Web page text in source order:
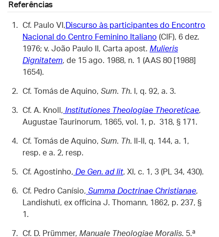
Referências
Cf. Paulo VI, Discurso às participantes do Encontro
Nacional do Centro Feminino Italiano (CIF), 6 dez.
1976; v. João Paulo II, Carta apost. Mulieris
Dignitatem, de 15 ago. 1988, n. 1 (AAS 80 [1988]
1654).
Cf. Tomás de Aquino, Sum. Th. I, q. 92, a. 3.
Cf. A. Knoll, Institutiones Theologiae Theoreticae,
Augustae Taurinorum, 1865, vol. 1, p. 318, § 171.
Cf. Tomás de Aquino, Sum. Th. II-II, q. 144, a. 1,
resp. e a. 2, resp.
Cf. Agostinho, De Gen. ad lit, XI, c. 1, 3 (PL 34, 430).
Cf. Pedro Canísio, Summa Doctrinae Christianae,
Landishuti, ex officina J. Thomann, 1862, p. 237, §
1.
Cf. D. Prümmer, Manuale Theologiae Moralis. 5.ª